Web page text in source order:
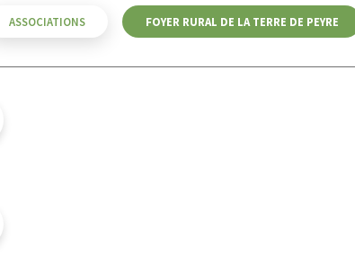
ASSOCIATIONS FOYER RURAL DE LA TERRE DE PEYRE